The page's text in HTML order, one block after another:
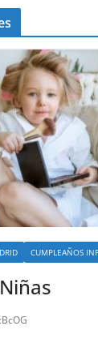
CUMPLEAÑOS